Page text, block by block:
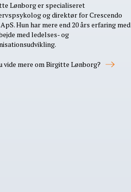
Lønborg er specialiseret
og direktør for Crescendo
Hun har mere end 20 års erfaring med
med ledelses- og
vide mere om Birgitte Lønborg?